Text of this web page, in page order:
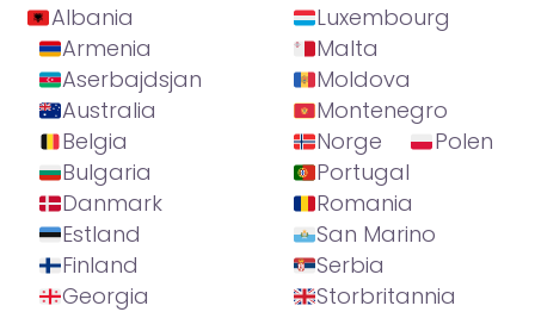
Albania
Armenia
Aserbajdsjan
Australia
Belgia
Bulgaria
Danmark
Estland
Finland
Georgia
Luxembourg
Malta
Moldova
Montenegro
Norge
Polen
Portugal
Romania
San Marino
Serbia
Storbritannia